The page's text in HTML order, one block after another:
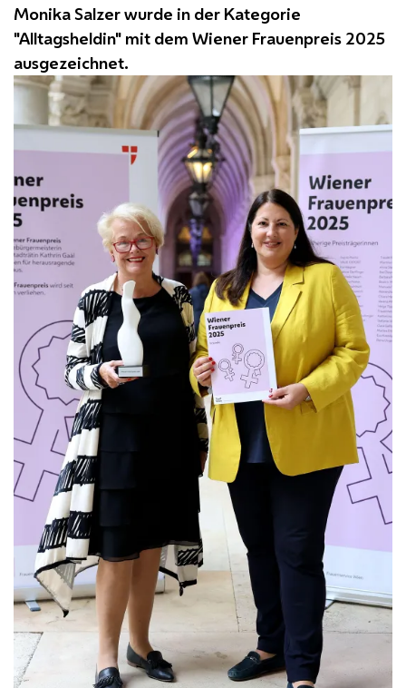
Monika Salzer wurde in der Kategorie
"Alltagsheldin" mit dem Wiener Frauenpreis 2025
ausgezeichnet.